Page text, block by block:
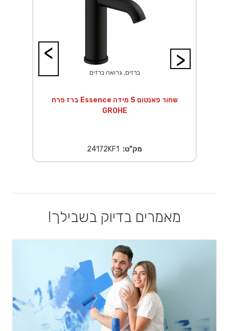
>
ברזים, גרואה ברזים
ברז פרח Essence מידה S שחור פאנטום
GROHE
מק"ט: 24172KF1
<
מאמרים בדיוק בשבילך!